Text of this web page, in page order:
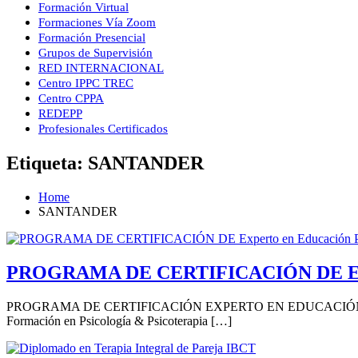
Formación Virtual
Formaciones Vía Zoom
Formación Presencial
Grupos de Supervisión
RED INTERNACIONAL
Centro IPPC TREC
Centro CPPA
REDEPP
Profesionales Certificados
Etiqueta: SANTANDER
Home
SANTANDER
PROGRAMA DE CERTIFICACIÓN DE
PROGRAMA DE CERTIFICACIÓN EXPERTO EN
Formación en Psicología & Psicoterapia […]